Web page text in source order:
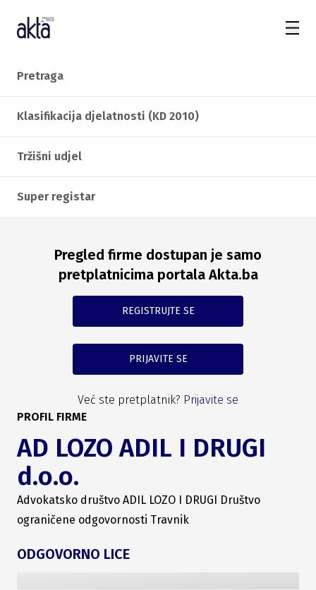
Pretraga
Klasifikacija djelatnosti (KD 2010)
Tržišni udjel
Super registar
Pregled firme dostupan je samo
pretplatnicima portala Akta.ba
REGISTRUJTE SE
PRIJAVITE SE
Već ste pretplatnik? Prijavite se
PROFIL FIRME
AD LOZO ADIL I DRUGI
d.o.o.
Advokatsko društvo ADIL LOZO I DRUGI Društvo
ograničene odgovornosti Travnik
ODGOVORNO LICE